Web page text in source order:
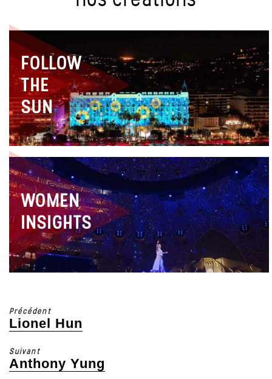
FOLLOW
THE
SUN
WOMEN
INSIGHTS
Précédent
Article
:
Lionel Hun
Suivant
Article
Anthony Yung